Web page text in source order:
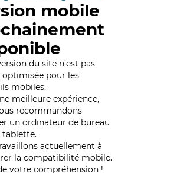
mobile
du site n’est pas
optimisée pour les
mobiles.
meilleure expérience,
recommandons
un ordinateur de bureau
tablette.
actuellement à
la compatibilité mobile.
votre compréhension !